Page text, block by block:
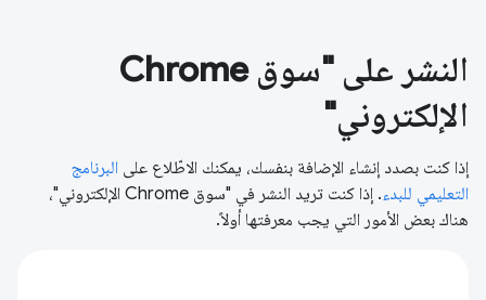
النشر على "سوق Chrome
الإلكتروني"
إذا كنت بصدد إنشاء الإضافة بنفسك، يمكنك الاطّلاع على البرنامج
التعليمي للبدء
. إذا كنت تريد النشر في "سوق Chrome الإلكتروني"،
هناك بعض الأمور التي يجب معرفتها أولاً.